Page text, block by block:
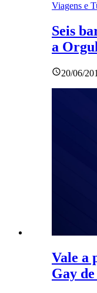
Viagens e
Seis
a
20/06/
Vale a
Gay